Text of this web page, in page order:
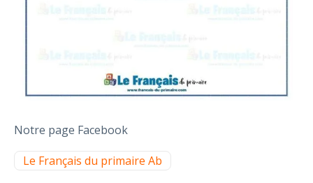
Notre page Facebook
Le Français du primaire Ab